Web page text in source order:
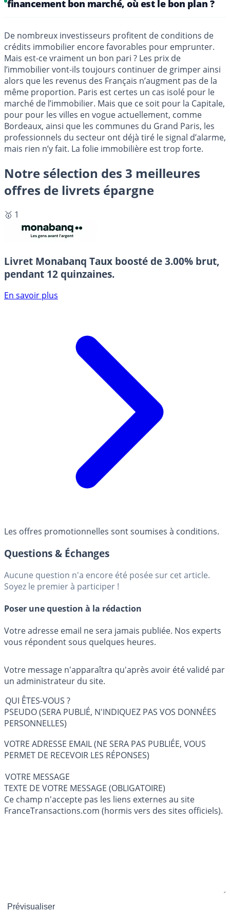
financement bon marché, où est le bon plan ?
De nombreux investisseurs profitent de conditions de
crédits immobilier encore favorables pour emprunter.
Mais est-ce vraiment un bon pari ? Les prix de
l’immobilier vont-ils toujours continuer de grimper ainsi
alors que les revenus des Français n’augment pas de la
même proportion. Paris est certes un cas isolé pour le
marché de l’immobilier. Mais que ce soit pour la Capitale,
pour pour les villes en vogue actuellement, comme
Bordeaux, ainsi que les communes du Grand Paris, les
professionnels du secteur ont déjà tiré le signal d’alarme,
mais rien n’y fait. La folie immobilière est trop forte.
Notre sélection des 3 meilleures
offres de livrets épargne
🥇 1
Livret Monabanq Taux boosté de 3.00% brut,
pendant 12 quinzaines.
En savoir plus
Les offres promotionnelles sont soumises à conditions.
Questions & Échanges
Aucune question n'a encore été posée sur cet article.
Soyez le premier à participer !
Poser une question à la rédaction
Votre adresse email ne sera jamais publiée. Nos experts
vous répondent sous quelques heures.
Votre message n'apparaîtra qu'après avoir été validé par
un administrateur du site.
QUI ÊTES-VOUS ?
PSEUDO (SERA PUBLIÉ, N'INDIQUEZ PAS VOS DONNÉES
PERSONNELLES)
VOTRE ADRESSE EMAIL (NE SERA PAS PUBLIÉE, VOUS
PERMET DE RECEVOIR LES RÉPONSES)
VOTRE MESSAGE
TEXTE DE VOTRE MESSAGE (OBLIGATOIRE)
Ce champ n'accepte pas les liens externes au site
FranceTransactions.com (hormis vers des sites officiels).